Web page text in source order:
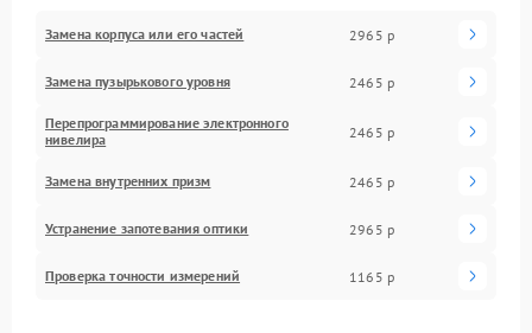
Замена корпуса или его частей 2965 р
Замена пузырькового уровня 2465 р
Перепрограммирование электронного
нивелира
2465 р
Замена внутренних призм 2465 р
Устранение запотевания оптики 2965 р
Проверка точности измерений 1165 р